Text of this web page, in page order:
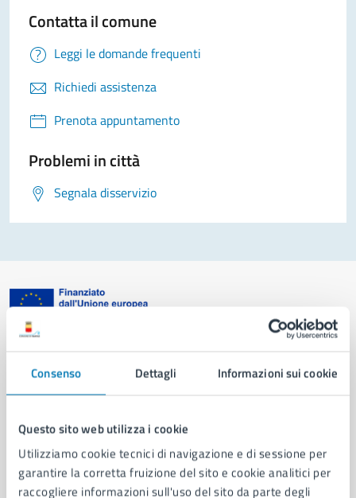
Consenso Dettagli Informazioni sui cookie
Questo sito web utilizza i cookie
Utilizziamo cookie tecnici di navigazione e di sessione per
garantire la corretta fruizione del sito e cookie analitici per
raccogliere informazioni sull'uso del sito da parte degli
Contatta il comune
Leggi le domande frequenti
Richiedi assistenza
Prenota appuntamento
Problemi in città
Segnala disservizio
AMMINISTRAZIONE
Aree amministrative
Organi di governo
Municipalità
Uffici